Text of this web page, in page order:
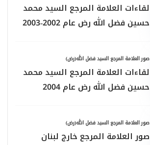
لقاءات العلامة المرجع السيد محمد
حسين فضل الله رض عام 2002-2003
صور العلامة المرجع السيد فضل الله(رض)
لقاءات العلامة المرجع السيد محمد
حسين فضل الله رض عام 2004
صور العلامة المرجع السيد فضل الله(رض)
صور العلامة المرجع خارج لبنان